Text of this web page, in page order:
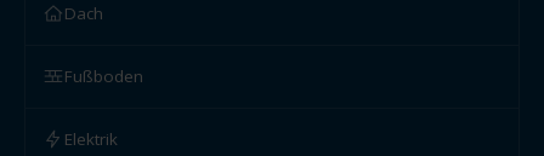
Dach
Fußboden
Elektrik